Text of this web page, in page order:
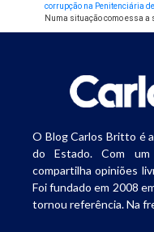
corrupção na Penitenciária
Numa situação como essa a
O Blog Carlos Britto é
do Estado. Com um
compartilha opiniões
Foi fundado em 2008
tornou referência. Na